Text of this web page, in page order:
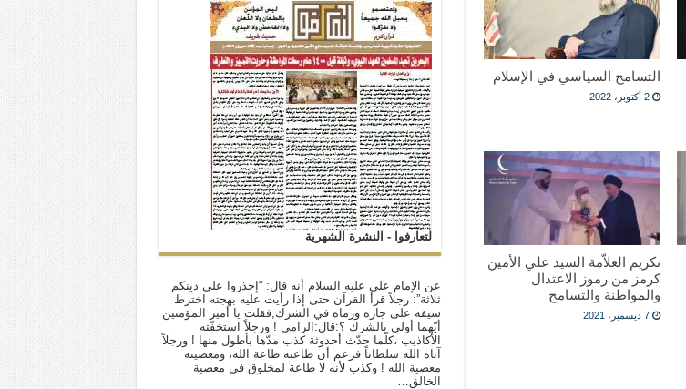
التسامح السياسي في الإسلام
2 أكتوبر، 2022
تكريم العلاّمة السيد علي الأمين
كرمز من رموز الاعتدال
والمواطنة والتسامح
7 ديسمبر، 2021
لتعارفوا - النشرة الشهرية
عن الإمام علي عليه السلام أنه قال: “إحذروا على دينكم
ثلاثة”: رجلاً قرأ القرآن حتى إذا رأيت عليه بهجته اخترط
سيفه على جاره ورماه في الشرك,فقلت يا أمير المؤمنين
أيّهما أولى بالشرك ؟:قال:الرامي ! ورجلاً استخفّته
الأكاذيب ،كلّما حدّث أحدوثة كذب مدّها بأطول منها ! ورجلاً
آتاه الله سلطاناً فزعم أن طاعته طاعة الله، ومعصيته
معصية الله ! وكذب لأنه لا طاعة لمخلوق في معصية
الخالق…